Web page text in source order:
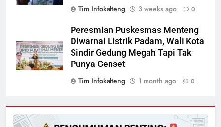
Tim Infokalteng
3 weeks ago 0
Peresmian Puskesmas Menteng
Diwarnai Listrik Padam, Wali Kota
Sindir Gedung Megah Tapi Tak
Punya Genset
Tim Infokalteng
1 month ago 0